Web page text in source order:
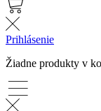
Prihlásenie
Žiadne produkty v